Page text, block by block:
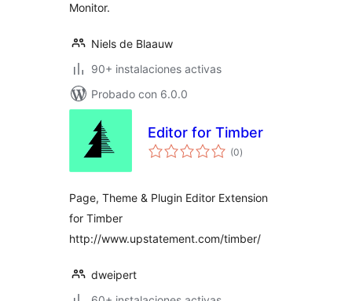
Monitor.
Niels de Blaauw
90+ instalaciones activas
Probado con 6.0.0
Editor for Timber
(0total
de
)
Page, Theme & Plugin Editor Extension
for Timber
http://www.upstatement.com/timber/
dweipert